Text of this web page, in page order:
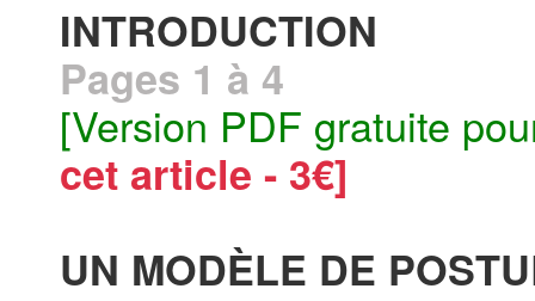
INTRODUCTION
Pages 1 à 4
[Version PDF gratuite
cet article - 3€]
UN MODÈLE DE